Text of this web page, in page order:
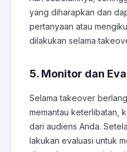
yang diharapkan dan
pertanyaan atau
dilakukan selama
5. Monitor dan
Selama takeover
memantau keterlibatan,
dari audiens Anda.
lakukan evaluasi untuk